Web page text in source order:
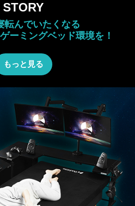
STORY
転んでいたくなる
ーミングベッド環境を！
もっと見る